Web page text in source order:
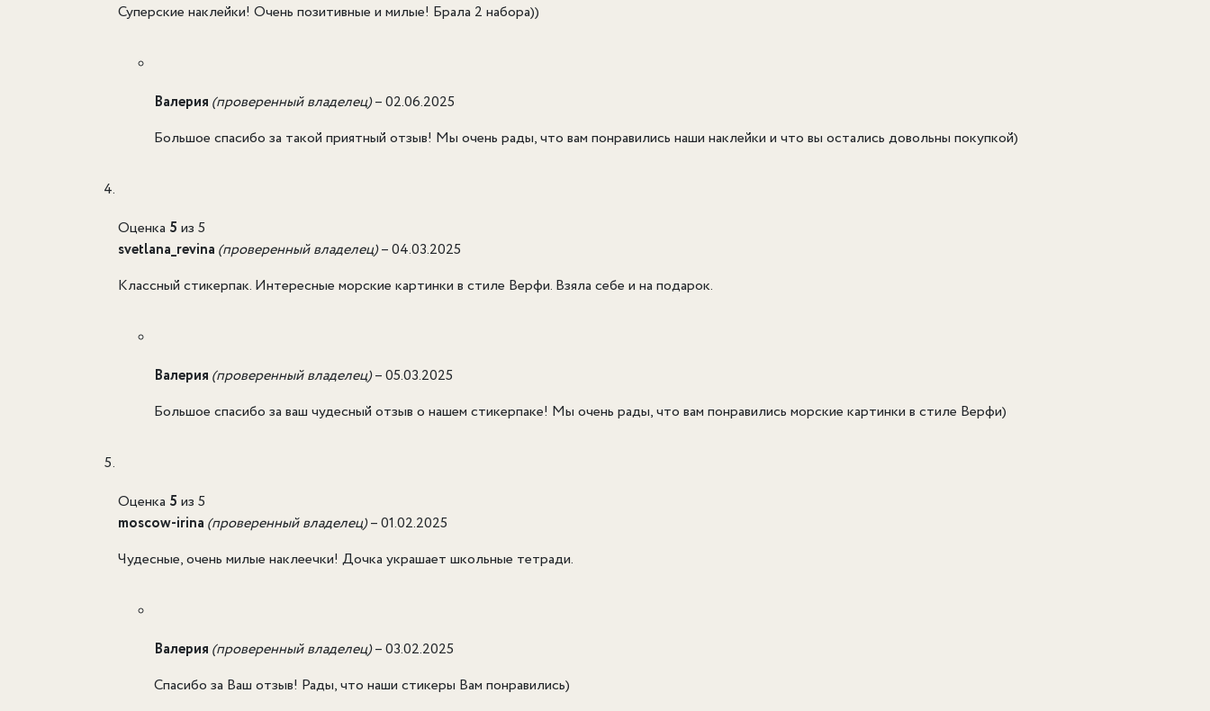
Суперские наклейки! Очень позитивные и милые! Брала 2 набора))
Валерия (проверенный владелец)–02.06.2025
Большое спасибо за такой приятный отзыв! Мы очень рады, что вам понравились наши наклейки и что вы остались довольны покупкой)
Оценка 5 из 5
svetlana_revina (проверенный владелец)–04.03.2025
Классный стикерпак. Интересные морские картинки в стиле Верфи. Взяла себе и на подарок.
Валерия (проверенный владелец)–05.03.2025
Большое спасибо за ваш чудесный отзыв о нашем стикерпаке! Мы очень рады, что вам понравились морские картинки в стиле Верфи)
Оценка 5 из 5
moscow-irina (проверенный владелец)–01.02.2025
Чудесные, очень милые наклеечки! Дочка украшает школьные тетради.
Валерия (проверенный владелец)–03.02.2025
Спасибо за Ваш отзыв! Рады, что наши стикеры Вам понравились)